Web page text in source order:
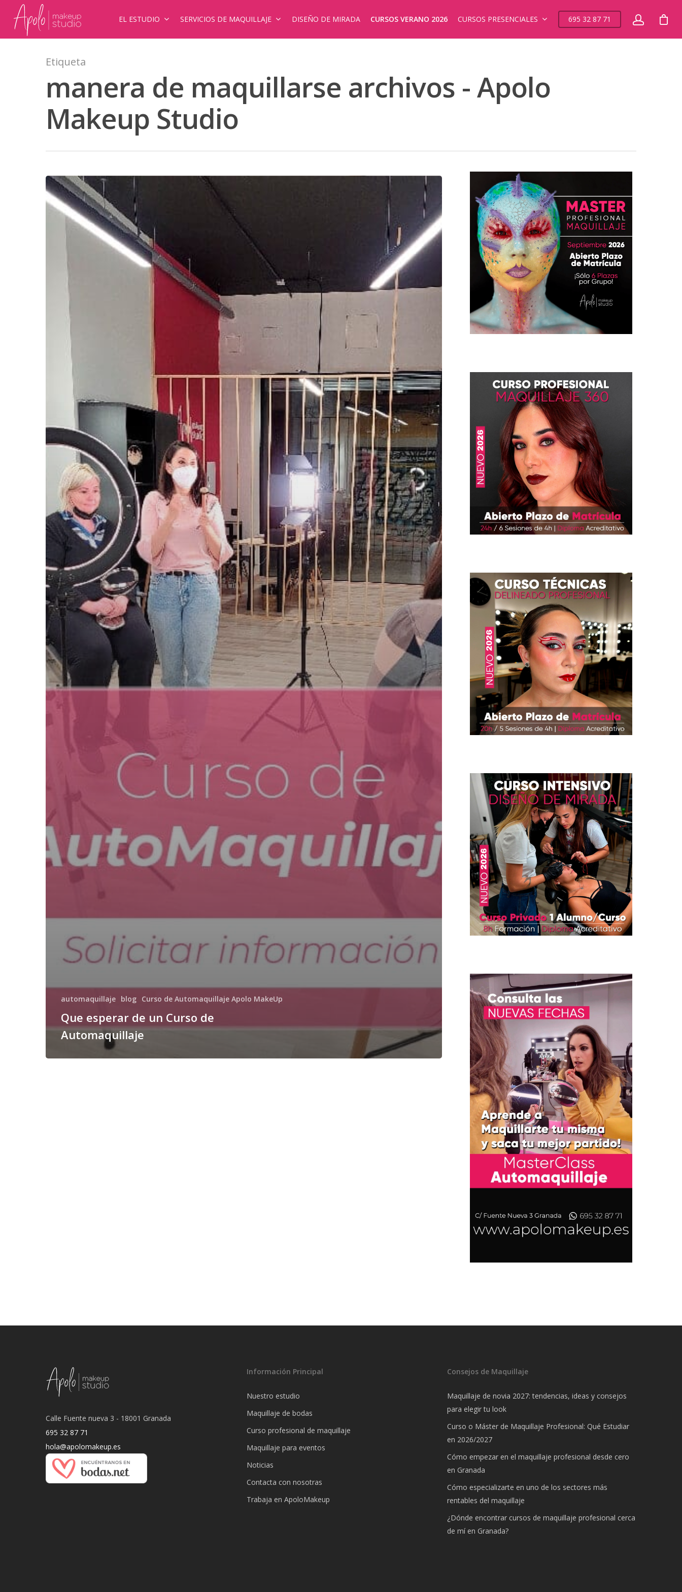
EL ESTUDIO SERVICIOS DE MAQUILLAJE DISEÑO DE MIRADA CURSOS VERANO 2026 CURSOS PRESENCIALES 695 32 87 71
Etiqueta
manera de maquillarse archivos - Apolo
Makeup Studio
automaquillaje blog Curso de Automaquillaje Apolo MakeUp
Que esperar de un Curso de
Automaquillaje
Calle Fuente nueva 3 - 18001 Granada
695 32 87 71
hola@apolomakeup.es
Información Principal
Nuestro estudio
Maquillaje de bodas
Curso profesional de maquillaje
Maquillaje para eventos
Noticias
Contacta con nosotras
Trabaja en ApoloMakeup
Consejos de Maquillaje
Maquillaje de novia 2027: tendencias, ideas y consejos
para elegir tu look
Curso o Máster de Maquillaje Profesional: Qué Estudiar
en 2026/2027
Cómo empezar en el maquillaje profesional desde cero
en Granada
Cómo especializarte en uno de los sectores más
rentables del maquillaje
¿Dónde encontrar cursos de maquillaje profesional cerca
de mí en Granada?